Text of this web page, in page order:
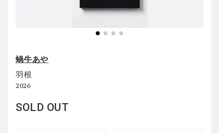
蝸牛あや
羽根
2026
SOLD OUT